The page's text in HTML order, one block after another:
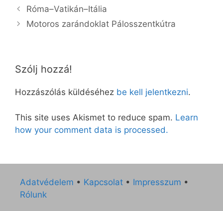
Róma–Vatikán–Itália
Motoros zarándoklat Pálosszentkútra
Szólj hozzá!
Hozzászólás küldéséhez be kell jelentkezni.
This site uses Akismet to reduce spam. Learn
how your comment data is processed.
Adatvédelem • Kapcsolat • Impresszum •
Rólunk